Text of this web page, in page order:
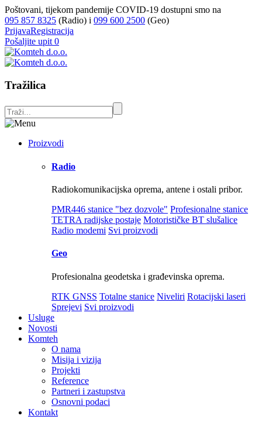
Poštovani, tijekom pandemije COVID-19 dostupni smo na
095 857 8325 (Radio) i 099 600 2500 (Geo)
PrijavaRegistracija
Pošaljite upit 0
Tražilica
Proizvodi
Radio
Radiokomunikacijska oprema, antene i ostali pribor.
PMR446 stanice "bez dozvole" Profesionalne stanice
TETRA radijske postaje Motorističke BT slušalice
Radio modemi Svi proizvodi
Geo
Profesionalna geodetska i građevinska oprema.
RTK GNSS Totalne stanice Niveliri Rotacijski laseri
Sprejevi Svi proizvodi
Usluge
Novosti
Komteh
O nama
Misija i vizija
Projekti
Reference
Partneri i zastupstva
Osnovni podaci
Kontakt